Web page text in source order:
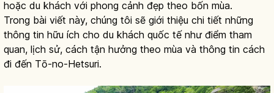
hoặc du khách với phong cảnh đẹp theo bốn mùa.
Trong bài viết này, chúng tôi sẽ giới thiệu chi tiết những
thông tin hữu ích cho du khách quốc tế như điểm tham
quan, lịch sử, cách tận hưởng theo mùa và thông tin cách
đi đến Tō-no-Hetsuri.